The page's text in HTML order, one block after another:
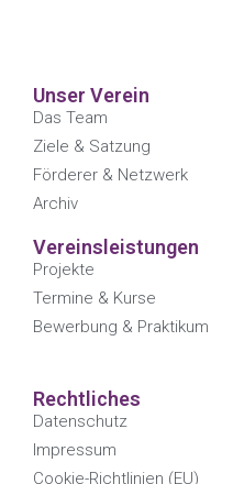
Unser Verein
Das Team
Ziele & Satzung
Förderer & Netzwerk
Archiv
Vereinsleistungen
Projekte
Termine & Kurse
Bewerbung & Praktikum
Rechtliches
Datenschutz
Impressum
Cookie-Richtlinien (EU)